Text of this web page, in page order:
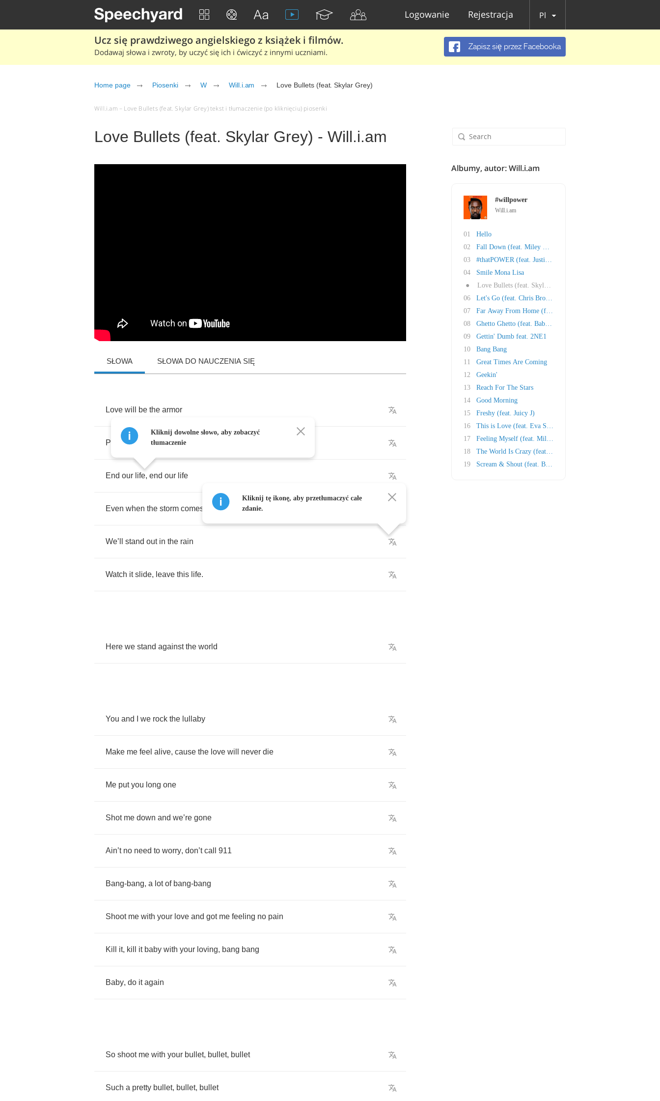
Logowanie Rejestracja Pl
Ucz się prawdziwego angielskiego z książek i filmów.
Dodawaj słowa i zwroty, by uczyć się ich i ćwiczyć z innymi uczniami.
Zapisz się przez Facebooka
Home page Piosenki W Will.i.am Love Bullets (feat. Skylar Grey)
Will.i.am – Love Bullets (feat. Skylar Grey) tekst i tłumaczenie (po kliknięciu) piosenki
Love Bullets (feat. Skylar Grey) - Will.i.am
SŁOWA SŁOWA DO NAUCZENIA SIĘ
Love will be the armor
Protect us from the pain
End our life, end our life
Even when the storm comes
We’ stand out in the rain
Watch it slide, leave this life.
Here we stand against the world
You and we rock the lullaby
Make me feel alive, cause the love will never die
Me put you long one
Shot me down and we’re gone
Ain’t no need to worry, don’t call 911
Bang-bang, a lot of bang-bang
Shoot me with your love and got me feeling no pain
Kill it, kill it baby with your loving, bang bang
Baby, do it again
So shoot me with your bullet, bullet, bullet
Such a pretty bullet, bullet, bullet
Kliknij dowolne słowo, aby zobaczyć
tłumaczenie
Kliknij tę ikonę, aby przetłumaczyć całe
zdanie.
Albumy, autor: Will.i.am
#willpower
Will.i.am
01
Hello
02
Fall Down (feat. Miley Cyrus)
03
#thatPOWER (feat. Justin Bieber)
04
Smile Mona Lisa
●
Love Bullets (feat. Skylar Grey)
06
Let's Go (feat. Chris Brown)
07
Far Away From Home (feat. Nicole Scherzinger)
08
Ghetto Ghetto (feat. Baby Kaely)
09
Gettin' Dumb feat. 2NE1
10
Bang Bang
11
Great Times Are Coming
12
Geekin'
13
Reach For The Stars
14
Good Morning
15
Freshy (feat. Juicy J)
16
This is Love (feat. Eva Simons)
17
Feeling Myself (feat. Miley Cyrus, Wiz Khalif..
18
The World Is Crazy (feat. Dante Santiago)
19
Scream & Shout (feat. Britney Spears)